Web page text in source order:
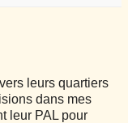
leurs quartiers
dans mes
leur PAL pour